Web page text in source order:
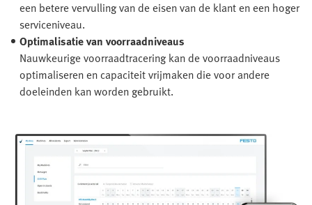
een betere vervulling van de eisen van de klant en een hoger
serviceniveau.
Optimalisatie van voorraadniveaus
Nauwkeurige voorraadtracering kan de voorraadniveaus
optimaliseren en capaciteit vrijmaken die voor andere
doeleinden kan worden gebruikt.